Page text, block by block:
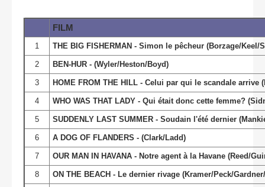
FILM
1 THE BIG FISHERMAN - Simon le pêcheur (Borzage/Keel/
2 BEN-HUR - (Wyler/Heston/Boyd)
3 HOME FROM THE HILL - Celui par qui le scandale
4 WHO WAS THAT LADY - Qui était donc cette femme?
5 SUDDENLY LAST SUMMER - Soudain l'été dernier
6 A DOG OF FLANDERS - (Clark/Ladd)
7 OUR MAN IN HAVANA - Notre agent à la Havane (Reed/
8 ON THE BEACH - Le dernier rivage (Kramer/Peck/